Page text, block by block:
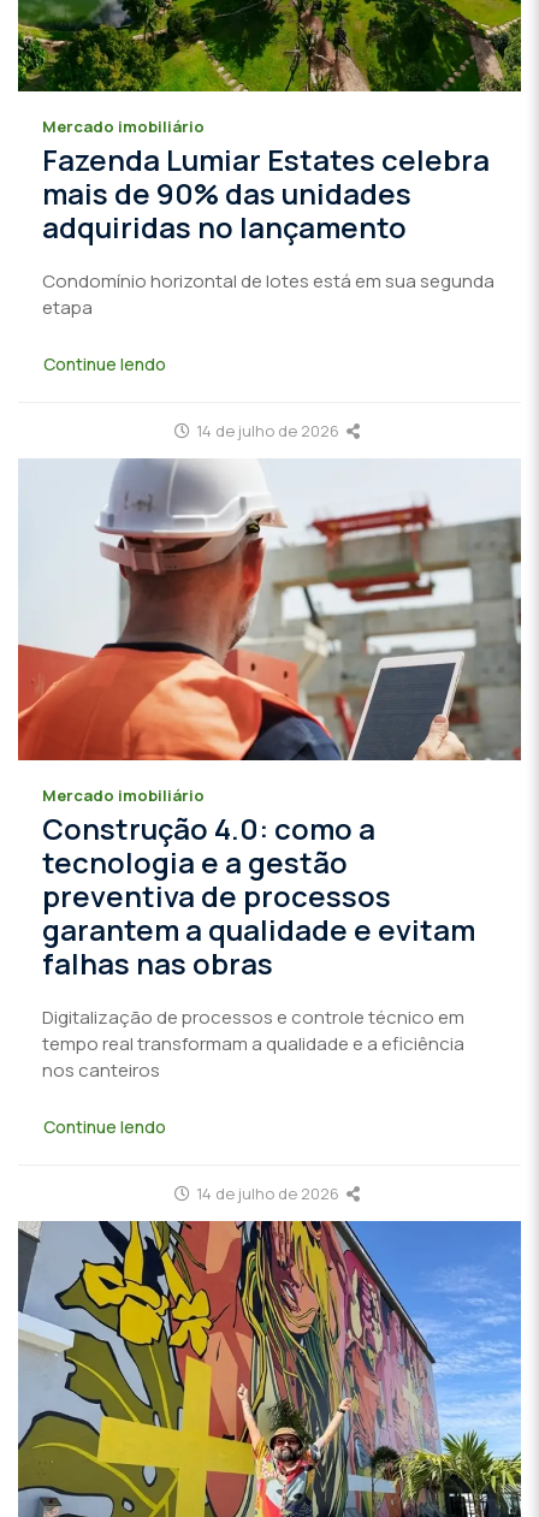
Mercado imobiliário
Fazenda Lumiar Estates celebra
mais de 90% das unidades
adquiridas no lançamento
Condomínio horizontal de lotes está em sua segunda
etapa
Continue lendo
14 de julho de 2026
Mercado imobiliário
Construção 4.0: como a
tecnologia e a gestão
preventiva de processos
garantem a qualidade e evitam
falhas nas obras
Digitalização de processos e controle técnico em
tempo real transformam a qualidade e a eficiência
nos canteiros
Continue lendo
14 de julho de 2026